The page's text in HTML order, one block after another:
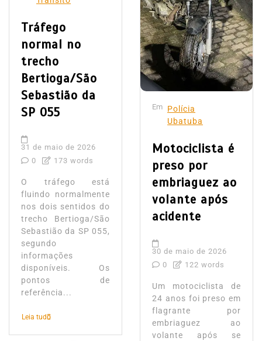
Tráfego
normal no
trecho
Bertioga/São
Sebastião da
SP 055
31 de maio de 2026
0
173 words
O tráfego está
fluindo normalmente
nos dois sentidos do
trecho Bertioga/São
Sebastião da SP 055,
segundo
informações
disponíveis. Os
pontos de
referência...
Leia tudo
Em Polícia
Ubatuba
Motociclista é
preso por
embriaguez ao
volante após
acidente
30 de maio de 2026
0
122 words
Um motociclista de
24 anos foi preso em
flagrante por
embriaguez ao
volante após se